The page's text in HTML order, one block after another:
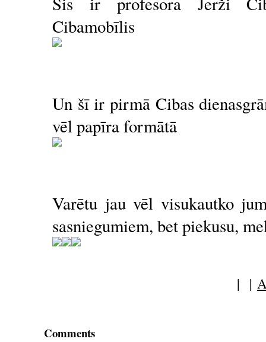
Cibamobīlis
Un šī ir pirmā Cibas
vēl papīra formātā
Varētu jau vēl visukautko
sasniegumiem, bet piekusu,
| |
Comments